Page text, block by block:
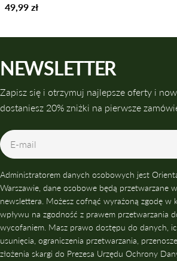
Normalna
49,99 zł
NEWSLETTER
Zapisz się i otrzymuj najlepsze oferty i
dostaniesz 20% zniżki na pierwsze
E-
mail
Administratorem danych osobowych jest
Warszawie, dane osobowe będą przetwarzane
newslettera. Możesz cofnąć wyrażoną zgodę w
wpływu na zgodność z prawem przetwarzania
wycofaniem. Masz prawo dostępu do danych,
usunięcia, ograniczenia przetwarzania,
złożenia skargi do Prezesa Urzędu Ochrony